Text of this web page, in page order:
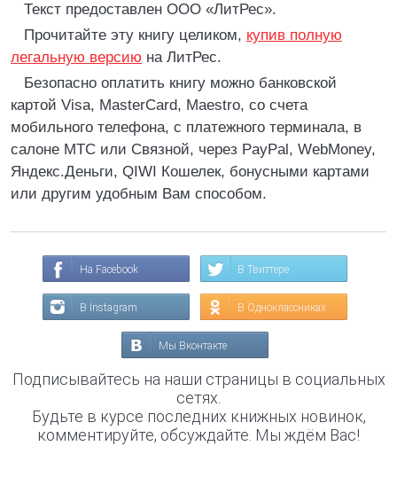
Текст предоставлен ООО «ЛитРес».
Прочитайте эту книгу целиком, купив полную
легальную версию на ЛитРес.
Безопасно оплатить книгу можно банковской
картой Visa, MasterCard, Maestro, со счета
мобильного телефона, с платежного терминала, в
салоне МТС или Связной, через PayPal, WebMoney,
Яндекс.Деньги, QIWI Кошелек, бонусными картами
или другим удобным Вам способом.
На Facebook В Твиттере
В Instagram В Одноклассниках
Мы Вконтакте
Подписывайтесь на наши страницы в социальных
сетях.
Будьте в курсе последних книжных новинок,
комментируйте, обсуждайте. Мы ждём Вас!